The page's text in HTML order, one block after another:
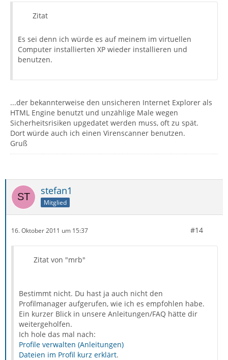
Zitat
Es sei denn ich würde es auf meinem im virtuellen
Computer installierten XP wieder installieren und
benutzen.
...der bekannterweise den unsicheren Internet Explorer als
HTML Engine benutzt und unzählige Male wegen
Sicherheitsrisiken upgedatet werden muss, oft zu spät.
Dort würde auch ich einen Virenscanner benutzen.
Gruß
stefan1
Mitglied
16. Oktober 2011 um 15:37 #14
Zitat von "mrb"
Bestimmt nicht. Du hast ja auch nicht den
Profilmanager aufgerufen, wie ich es empfohlen habe.
Ein kurzer Blick in unsere Anleitungen/FAQ hätte dir
weitergeholfen.
Ich hole das mal nach:
Profile verwalten (Anleitungen)
Dateien im Profil kurz erklärt.